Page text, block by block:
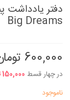
Big Dreams
600,000 تومان
در چهار قسط 150,000 تومانی
ناموجود